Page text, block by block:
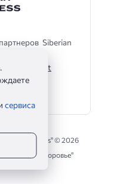
Siberian
Wellness" ©2026
Здоровье"
сервиса